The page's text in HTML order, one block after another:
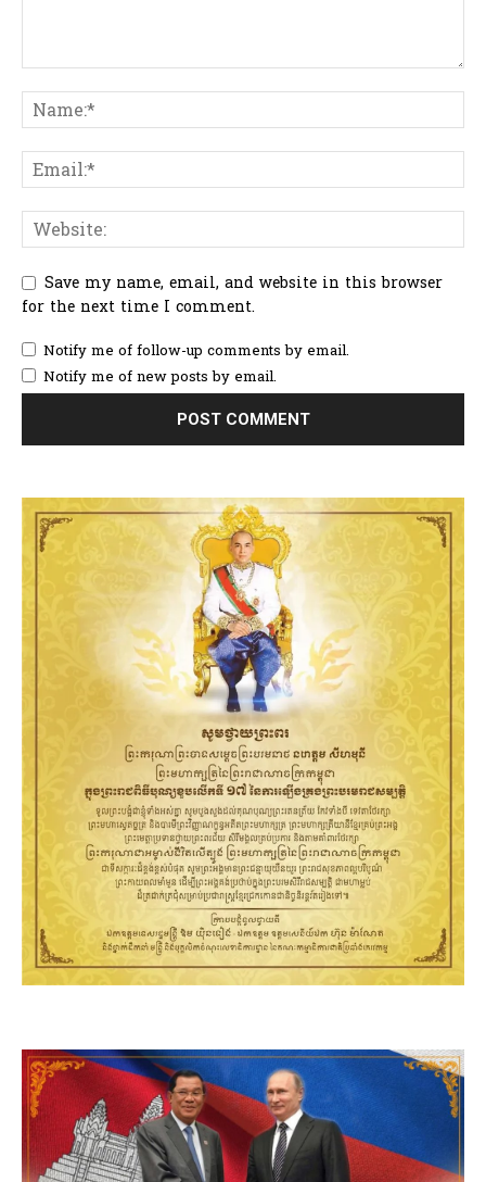
Save my name, email, and website in this browser
for the next time I comment.
Notify me of follow-up comments by email.
Notify me of new posts by email.